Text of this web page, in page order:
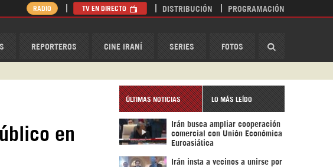
REPORTEROS CINE IRANÍ SERIES FOTOS
RADIO TV EN DIRECTO DISTRIBUCIÓN PROGRAMACIÓN
en
ÚLTIMAS NOTICIAS LO MÁS LEÍDO
Irán busca ampliar cooperación
comercial con Unión Económica
Euroasiática
Irán insta a vecinos a unirse por